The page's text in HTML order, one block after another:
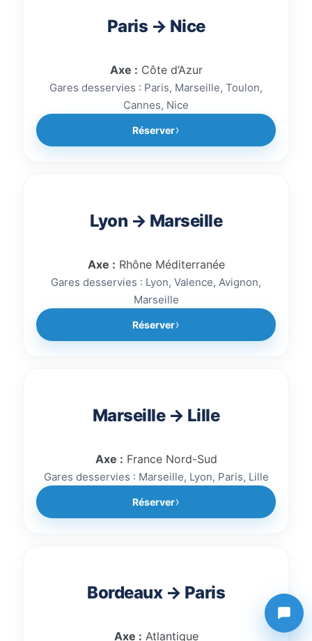
Paris → Nice
Axe : Côte d’Azur
Gares desservies : Paris, Marseille, Toulon,
Cannes, Nice
Réserver
Lyon → Marseille
Axe : Rhône Méditerranée
Gares desservies : Lyon, Valence, Avignon,
Marseille
Réserver
Marseille → Lille
Axe : France Nord-Sud
Gares desservies : Marseille, Lyon, Paris, Lille
Réserver
Bordeaux → Paris
Axe : Atlantique